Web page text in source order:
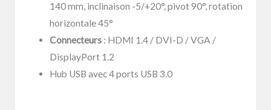
140 mm, inclinaison -5/+20°, pivot 90°, rotation
horizontale 45°
Connecteurs: HDMI 1.4 / DVI-D / VGA /
DisplayPort 1.2
Hub USB avec 4 ports USB 3.0